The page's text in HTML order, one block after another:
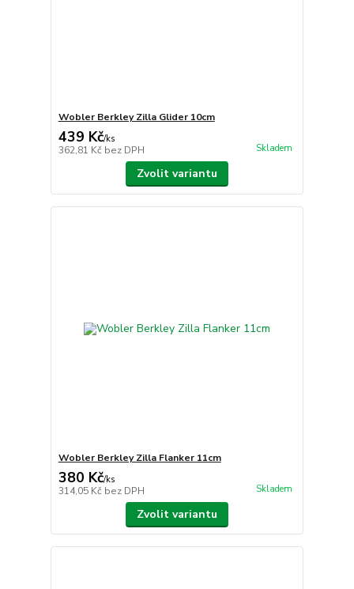
Wobler Berkley Zilla Glider 10cm
439 Kč/ks
362,81 Kč bez DPH Skladem
Zvolit variantu
Wobler Berkley Zilla Flanker 11cm
380 Kč/ks
314,05 Kč bez DPH Skladem
Zvolit variantu